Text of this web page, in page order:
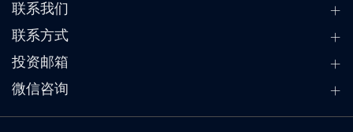
联系我们
联系方式
投资邮箱
微信咨询